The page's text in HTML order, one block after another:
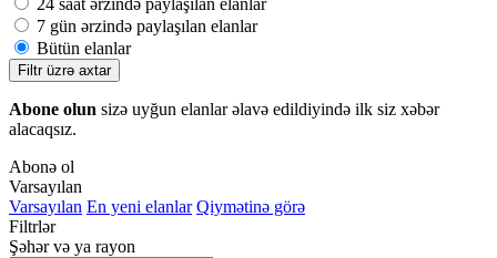
24 saat ərzində paylaşılan elanlar
7 gün ərzində paylaşılan elanlar
Bütün elanlar
Filtr üzrə axtar
Abone olun sizə uyğun elanlar əlavə edildiyində ilk siz xəbər
alacaqsız.
Abonə ol
Varsayılan
Varsayılan En yeni elanlar Qiymətinə görə
Filtrlər
Şəhər və ya rayon